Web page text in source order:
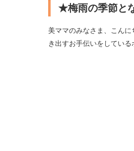
★梅雨の季節と
美ママのみなさま、こん
き出すお手伝いをしている